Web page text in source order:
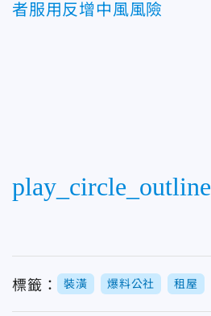
者服用反增中風風險
play_circle_outline
標籤： 裝潢 爆料公社 租屋